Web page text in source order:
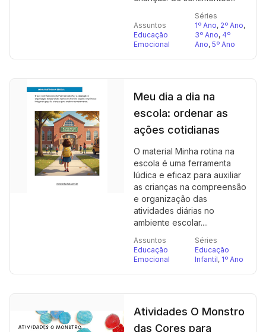
Assuntos
Educação
Emocional
Séries
1º Ano, 2º Ano,
3º Ano, 4º
Ano, 5º Ano
Meu dia a dia na
escola: ordenar as
ações cotidianas
O material Minha rotina na
escola é uma ferramenta
lúdica e eficaz para auxiliar
as crianças na compreensão
e organização das
atividades diárias no
ambiente escolar....
Assuntos
Educação
Emocional
Séries
Educação
Infantil, 1º Ano
Atividades O Monstro
das Cores para